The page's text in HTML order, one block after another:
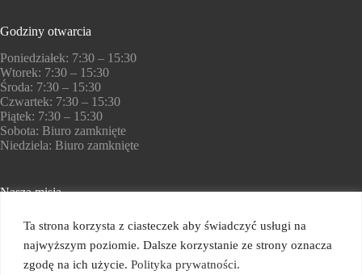
Ta strona korzysta z ciasteczek aby świadczyć usługi na
najwyższym poziomie. Dalsze korzystanie ze strony oznacza
zgodę na ich użycie. Polityka prywatności.
Godziny otwarcia
Poniedziałek: 7:30 – 15:30
Wtorek: 7:30 – 15:30
Środa: 7:30 – 15:30
Czwartek: 7:30 – 15:30
Piątek: 7:30 – 15:30
Sobota: Biuro zamknięte
Niedziela: Biuro zamknięte
Nasza misja
Pomagamy zdobywać kompetencje w świecie finansów i
nowych technologii
Copyright © 2026 -Cech Rzemiosł Różnych i
Przedsiębiorczości w Nowym SączuWszelkie prawa